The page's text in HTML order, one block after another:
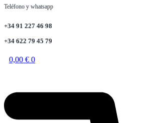
Teléfono y whatsapp
+34 91 227 46 98
+34 622 79 45 79
0,00 € 0